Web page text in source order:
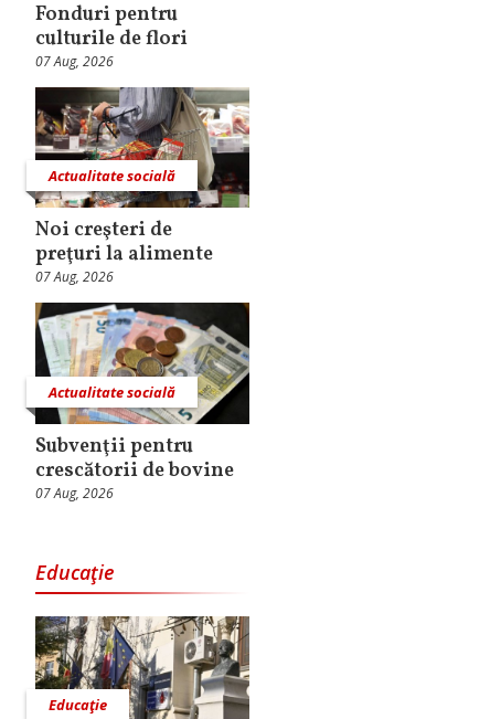
Fonduri pentru
culturile de flori
07 Aug, 2026
Actualitate socială
Noi creşteri de
preţuri la alimente
07 Aug, 2026
Actualitate socială
Subvenţii pentru
crescătorii de bovine
07 Aug, 2026
Educaţie
Educaţie